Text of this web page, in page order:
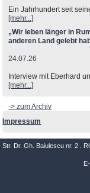
Ein Jahrhundert seit
[mehr...]
„Wir leben länger in
anderen Land gelebt
24.07.26
Interview mit Eberhard
[mehr...]
-> zum Archiv
Impressum
Str. Dr. Gh. Baiulescu nr. 2 .